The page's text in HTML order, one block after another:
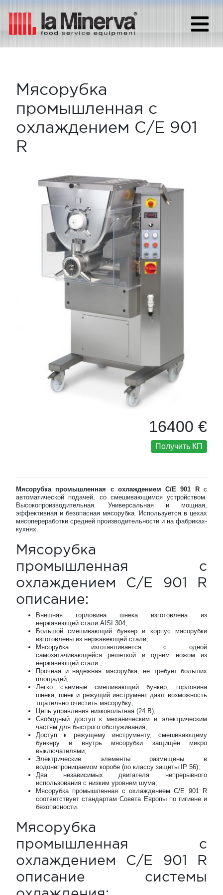
Мясорубка
промышленная с
охлаждением C/E 901
R
16400 €
Получить КП
Мясорубка промышленная с охлаждением C/E 901 Rс
автоматической подачей, со смешивающимся устройством.
Высокопроизводительная. Универсальная и мощная,
эффективная и безопасная мясорубка. Используется в цехах
мясопереработки средней производительности и на фабриках-
кухнях.
Мясорубка
промышленная с
охлаждением C/E 901 R
описание:
Внешняя горловина шнека изготовлена из
нержавеющей стали AISI 304;
Большой смешивающий бункер и корпус мясорубки
изготовлены из нержавеющей стали;
Мясорубка изготавливается с одной
самозатачивающейся решеткой и одним ножом из
нержавеющей стали ;
Прочная и надёжная мясорубка, не требует больших
площадей;
Легко съёмные смешивающий бункер, горловина
шнека, шнек и режущий инструмент дают возможность
тщательно очистить мясорубку;
Цепь управления низковольтная (24 В);
Свободный доступ к механическим и электрическим
частям для быстрого обслуживания;
Доступ к режущему инструменту, смешивающему
бункеру и внутрь мясорубки защищён микро
выключателями;
Электрические элементы размещены в
водонепроницаемом коробе (по классу защиты IP 56);
Два независимых двигателя непрерывного
использования с низким уровнем шума;
Мясорубка промышленная с охлаждением C/E 901 R
соответствует стандартам Совета Европы по гигиене и
безопасности.
Мясорубка
промышленная с
охлаждением C/E 901 R
описание системы